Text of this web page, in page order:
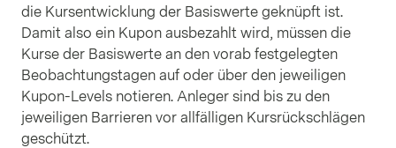
die Kursentwicklung der Basiswerte geknüpft ist.
Damit also ein Kupon ausbezahlt wird, müssen die
Kurse der Basiswerte an den vorab festgelegten
Beobachtungstagen auf oder über den jeweiligen
Kupon-Levels notieren. Anleger sind bis zu den
jeweiligen Barrieren vor allfälligen Kursrückschlägen
geschützt.